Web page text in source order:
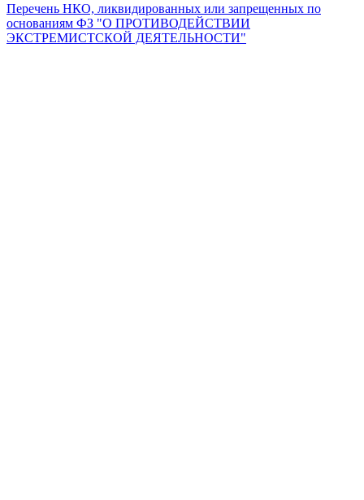
Перечень НКО, ликвидированных или запрещенных по
основаниям ФЗ "О ПРОТИВОДЕЙСТВИИ
ЭКСТРЕМИСТСКОЙ ДЕЯТЕЛЬНОСТИ"